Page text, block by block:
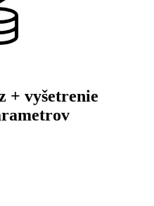
+ vyšetrenie